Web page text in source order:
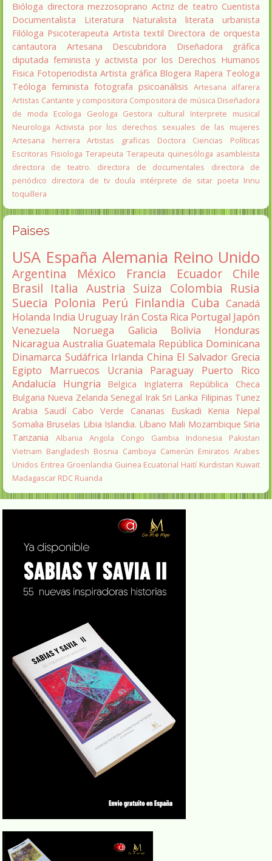
Bióloga directora mezzosoprano Actriz de teatro Cuentista
Documentalista
Literatura Naturalista literata
urbanista
Filóloga Psicoterapeuta Artista textil Directora de orquesta
cantautora
Artesana Descubridora
Diseñadora gráfica
diputada feminista y activista por los Derechos Humanos
Fisica Fotoperiodista Artista gráfica Blogera Rapera Teologa
Teóloga feminista fotografa psicoanálisis Artesana alfarera
Artistas Cantante y compositora Compositora de música Diseñadora
de moda
Ecologa Geologa Gestora cultural
Interprete musical
Neurologa Activista por los derechos sexuales de las mujeres
Artesana herrera
Artistas graficas
Doctora Ciencias Políticas
Escritoras Fisiologa Terapeuta Terapeuta quinesóloga asambleista
directora de teatro.
directora de documentales
directora de
periódico directora de tv doula intérprete de sitar poeta Innu
toquillera
Paises
USA España Alemania Reino Unido
Argentina México Francia Ecuador
Chile
Brasil Italia Austria Suiza Colombia Rusia
Suecia Polonia Perú Finlandia Cuba Canadá
Holanda India Uruguay Irán Costa Rica Portugal Japón
Venezuela
Noruega Galicia Bolivia
Honduras
Nicaragua Australia Guatemala República Dominicana
Dinamarca Sudáfrica Irlanda China El Salvador Grecia
Egipto
Marruecos Ucrania Paraguay
Puerto Rico
Andalucía
Hungria Belgica Inglaterra
República Checa
Bulgaria Nueva Zelanda Senegal Irak Sri Lanka Filipinas Tunez
Arabia Saudí Cabo Verde Canarias Euskadi Kenia
Nepal
Somalia Bruselas Libia Islandia. Líbano Mali Mozambique Siria
Tanzania
Albania Angola Congo Gambia Indonesia
Pakistan
Vietnam Bangladesh Bosnia Camboya Camerún Emiratos Arabes
Unidos Eritrea Groenlandia Guinea Ecuatorial Haití Kurdistan Kuwait
Madagascar RDC Ruanda